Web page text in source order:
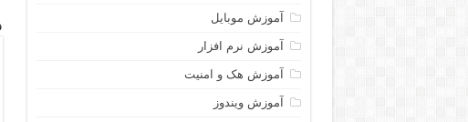
آموزش موبایل
آموزش نرم افزار
آموزش هک و امنیت
آموزش ویندوز